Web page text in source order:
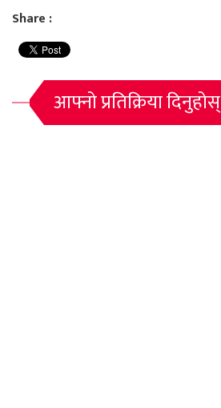
Share :
आफ्नो प्रतिक्रिया दिनुहोस्